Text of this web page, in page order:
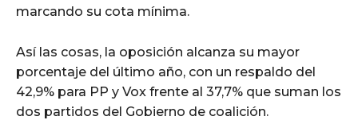
marcando su cota mínima.
Así las cosas, la oposición alcanza su mayor
porcentaje del último año, con un respaldo del
42,9% para PP y Vox frente al 37,7% que suman los
dos partidos del Gobierno de coalición.